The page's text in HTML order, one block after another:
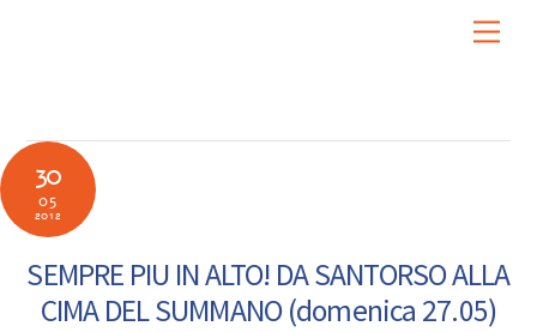
30
05
2012
SEMPRE PIU IN ALTO! DA SANTORSO ALLA
CIMA DEL SUMMANO (domenica 27.05)